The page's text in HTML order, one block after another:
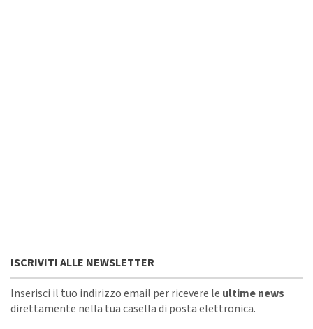
ISCRIVITI ALLE NEWSLETTER
Inserisci il tuo indirizzo email per ricevere le ultime news
direttamente nella tua casella di posta elettronica.